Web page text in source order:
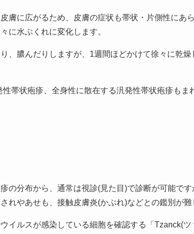
膚に広がるため、皮膚の症状も帯状・片側性にあ
に水ぶくれに変化します。
、膿んだりしますが、1週間ほどかけて徐々に乾
帯状疱疹、全身性に散在する汎発性帯状疱疹もま
の分布から、通常は視診(見た目)で診断が可能で
れやあせも、接触皮膚炎(かぶれ)などとの鑑別が難
イルスが感染している細胞を確認する「Tzanck(